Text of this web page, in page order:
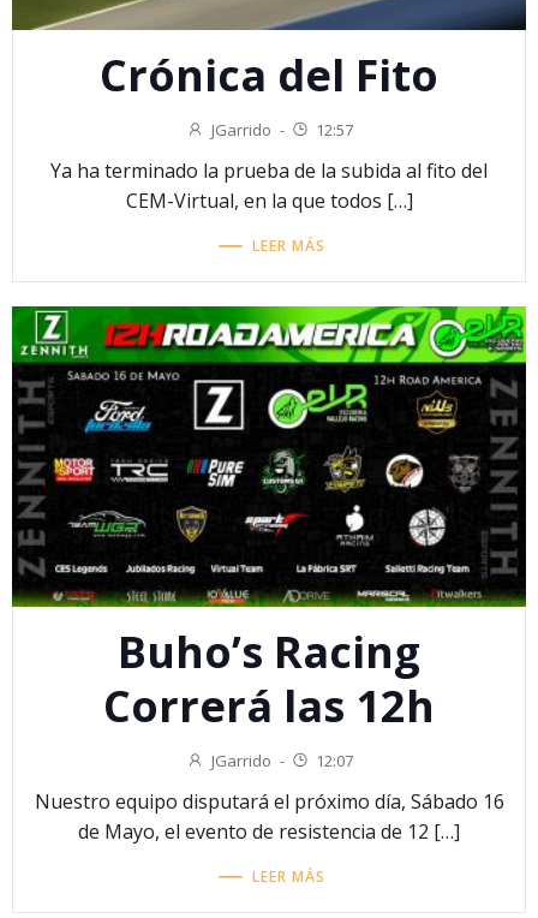
Crónica del Fito
JGarrido - 12:57
Ya ha terminado la prueba de la subida al fito del
CEM-Virtual, en la que todos […]
LEER MÁS
Buho’s Racing
Correrá las 12h
JGarrido - 12:07
Nuestro equipo disputará el próximo día, Sábado 16
de Mayo, el evento de resistencia de 12 […]
LEER MÁS